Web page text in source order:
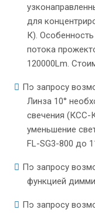
для
К).
потока
120000Lm.
По запросу
Линза 10°
свечения (КСС-
уменьшение
FL-SG3-800 до
По запросу
функцией
По запросу